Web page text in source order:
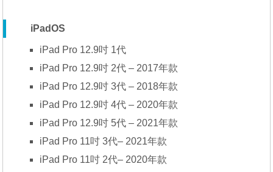
iPadOS
iPad Pro 12.9吋 1代
iPad Pro 12.9吋 2代 – 2017年款
iPad Pro 12.9吋 3代 – 2018年款
iPad Pro 12.9吋 4代 – 2020年款
iPad Pro 12.9吋 5代 – 2021年款
iPad Pro 11吋 3代– 2021年款
iPad Pro 11吋 2代– 2020年款